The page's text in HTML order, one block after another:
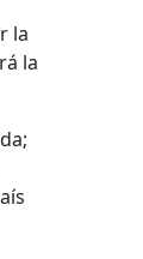
la
la